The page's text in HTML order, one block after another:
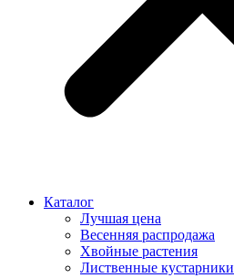
Каталог
Лучшая цена
Весенняя распродажа
Хвойные растения
Лиственные кустарники